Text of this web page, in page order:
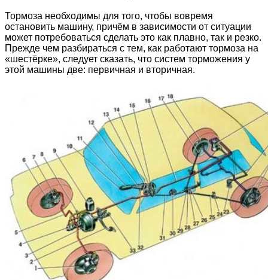
Тормоза необходимы для того, чтобы вовремя
остановить машину, причём в зависимости от ситуации
может потребоваться сделать это как плавно, так и резко.
Прежде чем разбираться с тем, как работают тормоза на
«шестёрке», следует сказать, что систем торможения у
этой машины две: первичная и вторичная.